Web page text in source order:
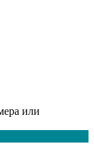
или